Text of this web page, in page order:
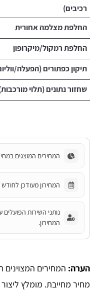
רכיבים)
החלפת מצלמה אחורית
החלפת רמקול/מיקרופון
תיקון כפתורים (הפעלה/
שחזור נתונים (תלוי
המחירים המוצגים
המחירון מעודכן לחודש
נותני השירות
המחירון.
הערה: המחירים
מחיר מחייבת. מומלץ